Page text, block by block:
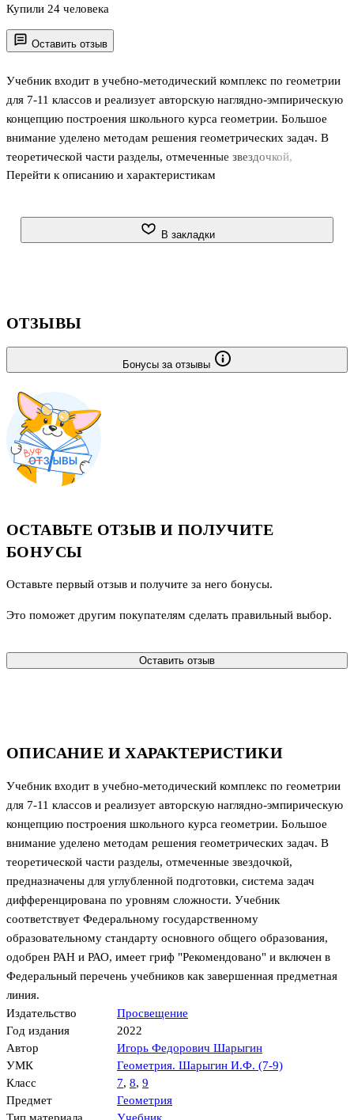
Оставить отзыв
Учебник входит в учебно-методический комплекс по геометрии
для 7-11 классов и реализует авторскую наглядно-эмпирическую
концепцию построения школьного курса геометрии. Большое
внимание уделено методам решения геометрических задач. В
теоретической части разделы, отмеченные звездочкой,
предназначены для углубленной подготовки, система задач
образовательному стандарту основного общего образования,
Перейти к описанию и характеристикам
Купили 24 человека
В закладки
ОПИСАНИЕ И ХАРАКТЕРИСТИКИ
Учебник входит в учебно-методический комплекс по геометрии
для 7-11 классов и реализует авторскую наглядно-эмпирическую
концепцию построения школьного курса геометрии. Большое
внимание уделено методам решения геометрических задач. В
теоретической части разделы, отмеченные звездочкой,
предназначены для углубленной подготовки, система задач
дифференцирована по уровням сложности. Учебник
соответствует Федеральному государственному
образовательному стандарту основного общего образования,
одобрен РАН и РАО, имеет гриф "Рекомендовано" и включен в
Федеральный перечень учебников как завершенная предметная
линия.
Издательство
Просвещение
Год издания
2022
Автор
Игорь Федорович Шарыгин
УМК
Геометрия. Шарыгин И.Ф. (7-9)
Класс
7, 8, 9
Предмет
Геометрия
ОТЗЫВЫ
Бонусы за отзывы
ОСТАВЬТЕ ОТЗЫВ И ПОЛУЧИТЕ
БОНУСЫ
Оставьте первый отзыв и получите за него бонусы.
Это поможет другим покупателям сделать правильный выбор.
Оставить отзыв